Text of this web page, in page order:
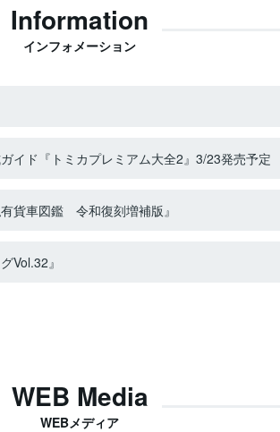
Information
インフォメーション
イド『トミカプレミアム大全2』3/23発売予定
貨車図鑑 令和復刻増補版』
Vol.32』
WEB Media
WEBメディア